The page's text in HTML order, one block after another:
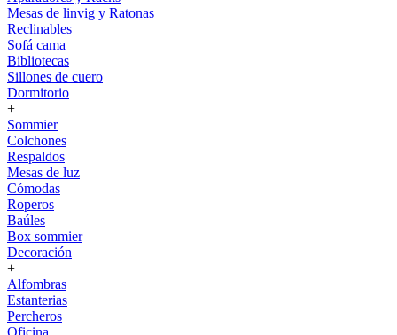
Mesas de linvig y Ratonas
Reclinables
Sofá cama
Bibliotecas
Sillones de cuero
Dormitorio
+
Sommier
Colchones
Respaldos
Mesas de luz
Cómodas
Roperos
Baúles
Box sommier
Decoración
+
Alfombras
Estanterias
Percheros
Oficina